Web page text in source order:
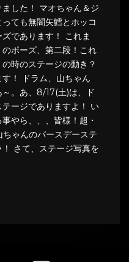
した！ マオちゃん＆ジ
ても無闇矢鱈とホッコ
であります！ これま
ポーズ、第二段！これ
時のステージの動き？
！ ドラム、山ちゃん
。あ、8/17(土)は、ド
ージでありますよ！ い
やら、、、皆様！超・
ゃんのバースデーステ
さて、ステージ写真を